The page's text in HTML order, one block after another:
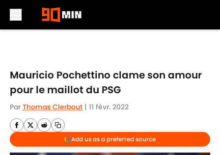
Mauricio Pochettino clame son amour
pour le maillot du PSG
Par Thomas Clerbout | 11 févr. 2022
Add us as a preferred source